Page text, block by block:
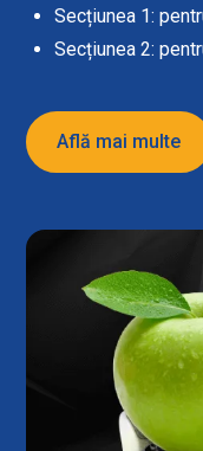
Secțiunea 1:
Secțiunea 2:
Află mai multe